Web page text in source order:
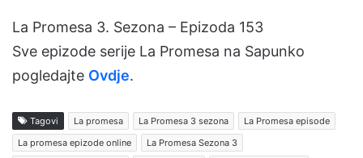
La Promesa 3. Sezona – Epizoda 153
Sve epizode serije La Promesa na Sapunko
pogledajte Ovdje.
Tagovi La promesa La Promesa 3 sezona
La Promesa episode
La promesa epizode online
La Promesa Sezona 3